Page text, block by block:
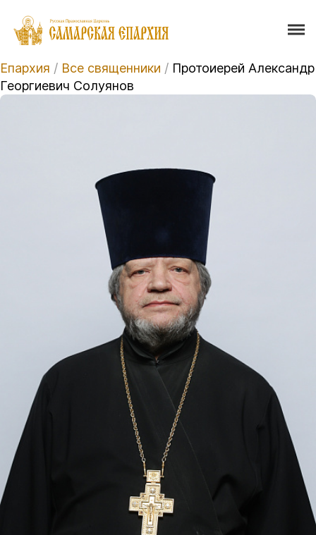
Епархия / Все священники / Протоиерей Александр
Георгиевич Солуянов